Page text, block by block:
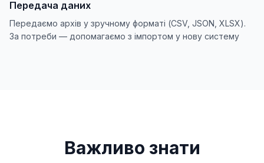
Передача даних
Передаємо архів у зручному форматі (CSV, JSON, XLSX).
За потреби — допомагаємо з імпортом у нову систему
Важливо знати